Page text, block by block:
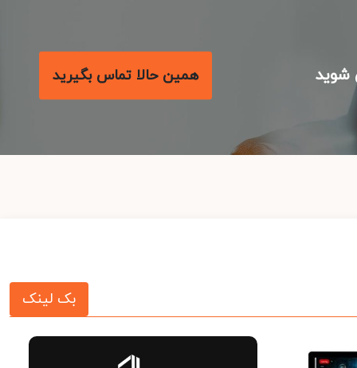
همین حالا تماس بگیرید
بک لینک